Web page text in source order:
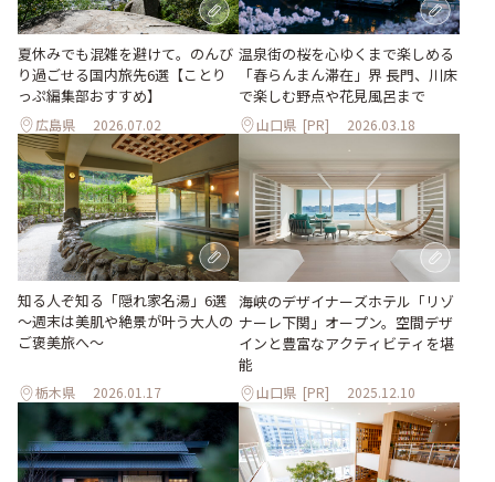
夏休みでも混雑を避けて。のんび
り過ごせる国内旅先6選【ことり
っぷ編集部おすすめ】
広島県 2026.07.02
温泉街の桜を心ゆくまで楽しめる
「春らんまん滞在」界 長門、川床
で楽しむ野点や花見風呂まで
山口県 [PR] 2026.03.18
知る人ぞ知る「隠れ家名湯」6選
～週末は美肌や絶景が叶う大人の
ご褒美旅へ～
栃木県 2026.01.17
海峡のデザイナーズホテル「リゾ
ナーレ下関」オープン。空間デザ
インと豊富なアクティビティを堪
能
山口県 [PR] 2025.12.10